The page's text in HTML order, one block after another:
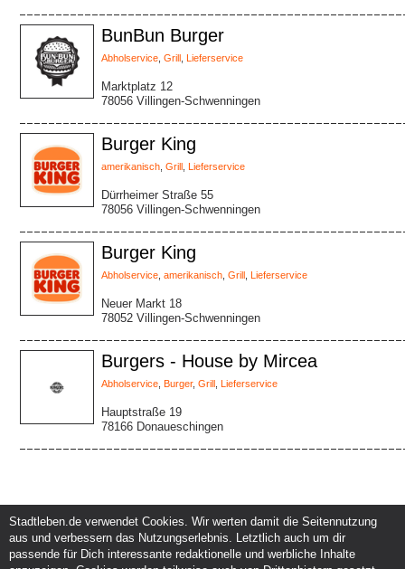
BunBun Burger
Abholservice Grill Lieferservice
Marktplatz 12
78056 Villingen-Schwenningen
Burger King
amerikanisch Grill Lieferservice
Dürrheimer Straße 55
78056 Villingen-Schwenningen
Burger King
Abholservice amerikanisch Grill Lieferservice
Neuer Markt 18
78052 Villingen-Schwenningen
Burgers - House by Mircea
Abholservice Burger, Grill Lieferservice
Hauptstraße 19
78166 Donaueschingen
Service und Support
Kontakt
Kunden und Partner
Events eintragen
Stadtleben.de verwendet Cookies. Wir werten damit die Seitennutzung
aus und verbessern das Nutzungserlebnis. Letztlich auch um dir
passende für Dich interessante redaktionelle und werbliche Inhalte